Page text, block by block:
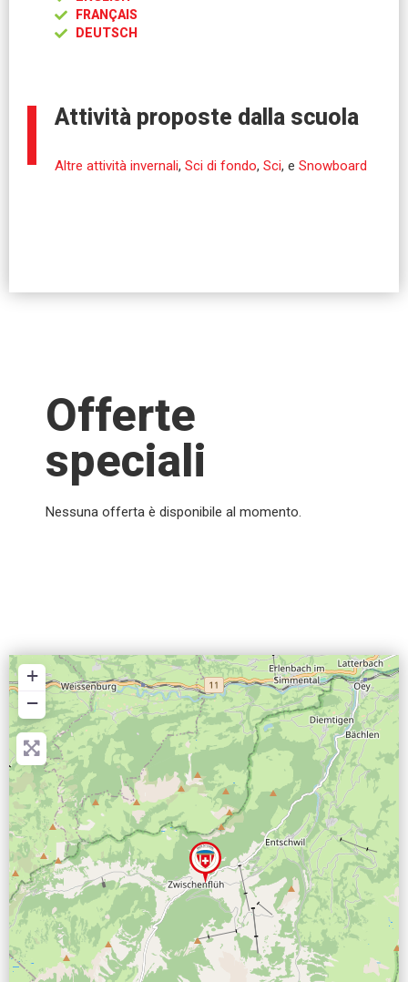
FRANÇAIS
DEUTSCH
Attività proposte dalla scuola
Altre attività invernali, Sci di fondo, Sci, e Snowboard
Offerte
speciali
Nessuna offerta è disponibile al momento.
+
−